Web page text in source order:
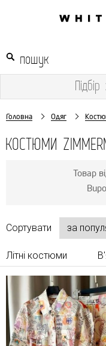
Підбір
Головна Одяг
КОСТЮМИ
Товар
Сортувати
Літні костюми